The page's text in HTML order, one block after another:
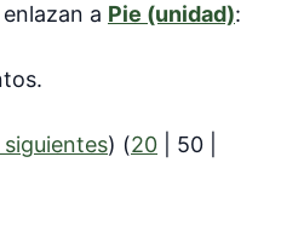
a Pie (unidad):
siguientes) (20 50